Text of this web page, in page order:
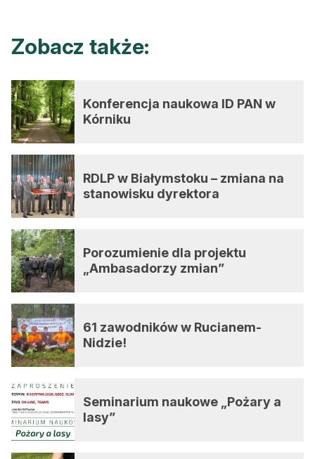
Zobacz także:
Konferencja naukowa ID PAN w
Kórniku
RDLP w Białymstoku – zmiana na
stanowisku dyrektora
Porozumienie dla projektu
„Ambasadorzy zmian”
61 zawodników w Rucianem-
Nidzie!
Seminarium naukowe „Pożary a
lasy”